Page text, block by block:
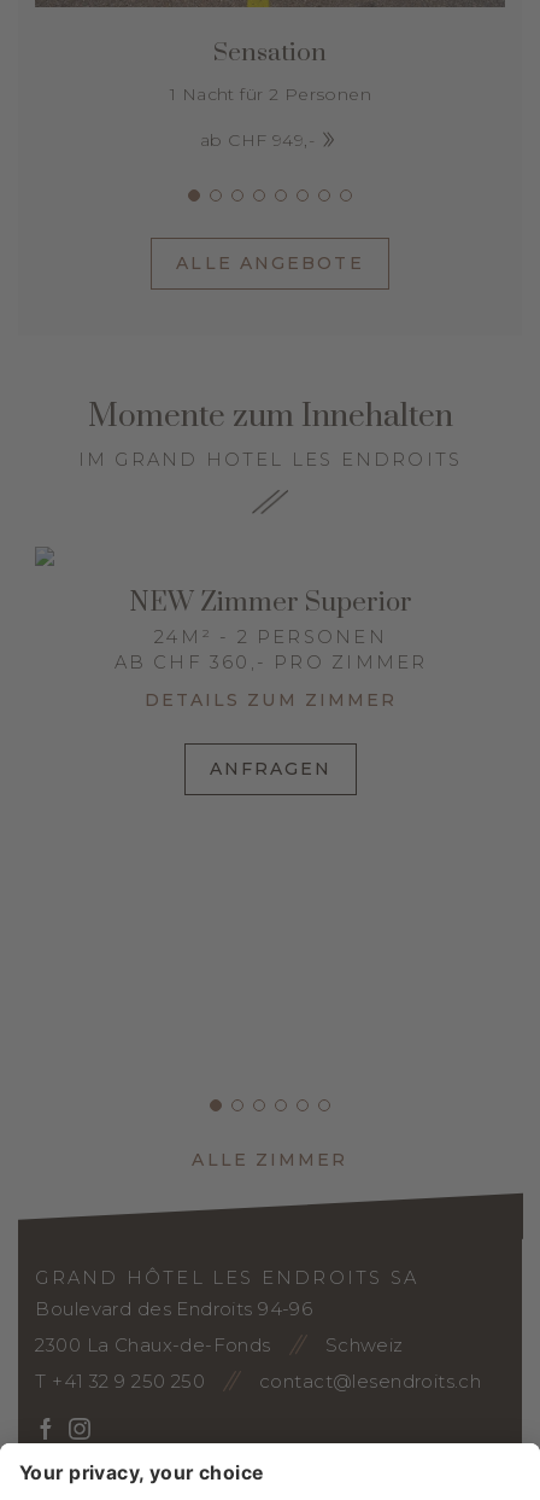
Sensation
1 Nacht für 2 Personen
ab CHF 949,-
ALLE ANGEBOTE
Momente zum Innehalten
IM GRAND HOTEL LES ENDROITS
NEW Zimmer Superior
24M² - 2 PERSONEN
AB CHF 360,- PRO ZIMMER
DETAILS ZUM ZIMMER
ANFRAGEN
ALLE ZIMMER
GRAND HÔTEL LES ENDROITS SA
Boulevard des Endroits 94-96
2300 La Chaux-de-Fonds
Schweiz
T +41 32 9 250 250
contact@lesendroits.ch
ANREISE